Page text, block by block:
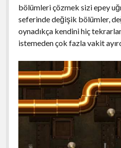
bölümleri çözmek sizi epey
seferinde değişik bölümler,
oynadıkça kendini hiç
istemeden çok fazla vakit